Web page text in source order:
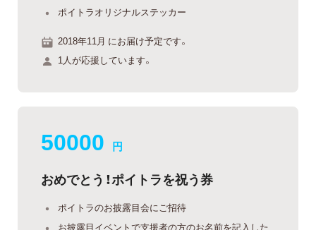
ポイトラオリジナルステッカー
2018年11月 にお届け予定です。
1人が応援しています。
50000 円
おめでとう！ポイトラを祝う券
ポイトラのお披露目会にご招待
お披露目イベントで支援者の方のお名前を記入した